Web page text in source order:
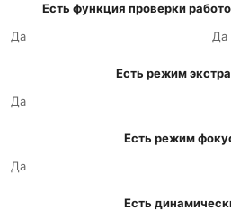
Есть функция проверки
Да
Да
Есть режим
Да
Есть режим
Да
Есть